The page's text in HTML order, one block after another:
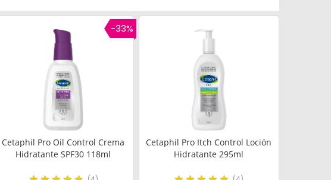
-33%
Cetaphil Pro Oil Control Crema
Hidratante SPF30 118ml
Cetaphil Pro Itch Control Loción
Hidratante 295ml